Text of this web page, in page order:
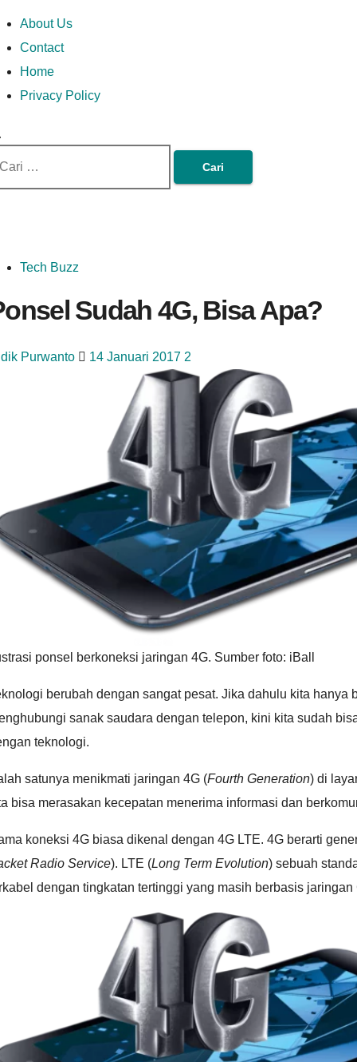
Money In Every
Way
In Every Way
About Us
Contact
Home
Privacy Policy
Tech Buzz
Sudah 4G, Bisa Apa?
Purwanto 14 Januari 2017 2
ponsel berkoneksi jaringan 4G. Sumber foto: iBall
berubah dengan sangat pesat. Jika dahulu kita hanya
sanak saudara dengan telepon, kini kita sudah
teknologi.
satunya menikmati jaringan 4G (Fourth Generation) di
bisa merasakan kecepatan menerima informasi dan
koneksi 4G biasa dikenal dengan 4G LTE. 4G berarti
Radio Service). LTE (Long Term Evolution) sebuah
dengan tingkatan tertinggi yang masih berbasis